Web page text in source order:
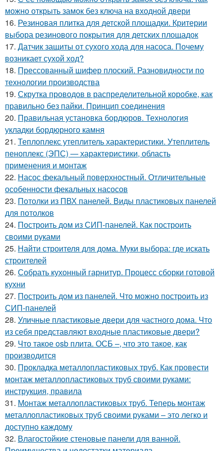
можно открыть замок без ключа на входной двери
16. Резиновая плитка для детской площадки. Критерии
выбора резинового покрытия для детских площадок
17. Датчик защиты от сухого хода для насоса. Почему
возникает сухой ход?
18. Прессованный шифер плоский. Разновидности по
технологии производства
19. Скрутка проводов в распределительной коробке, как
правильно без пайки. Принцип соединения
20. Правильная установка бордюров. Технология
укладки бордюрного камня
21. Теплоплекс утеплитель характеристики. Утеплитель
пеноплекс (ЭПС) — характеристики, область
применения и монтаж
22. Насос фекальный поверхностный. Отличительные
особенности фекальных насосов
23. Потолки из ПВХ панелей. Виды пластиковых панелей
для потолков
24. Построить дом из СИП-панелей. Как построить
своими руками
25. Найти строителя для дома. Муки выбора: где искать
строителей
26. Собрать кухонный гарнитур. Процесс сборки готовой
кухни
27. Построить дом из панелей. Что можно построить из
СИП-панелей
28. Уличные пластиковые двери для частного дома. Что
из себя представляют входные пластиковые двери?
29. Что такое osb плита. ОСБ –, что это такое, как
производится
30. Прокладка металлопластиковых труб. Как провести
монтаж металлопластиковых труб своими руками:
инструкция, правила
31. Монтаж металлопластиковых труб. Теперь монтаж
металлопластиковых труб своими руками – это легко и
доступно каждому
32. Влагостойкие стеновые панели для ванной.